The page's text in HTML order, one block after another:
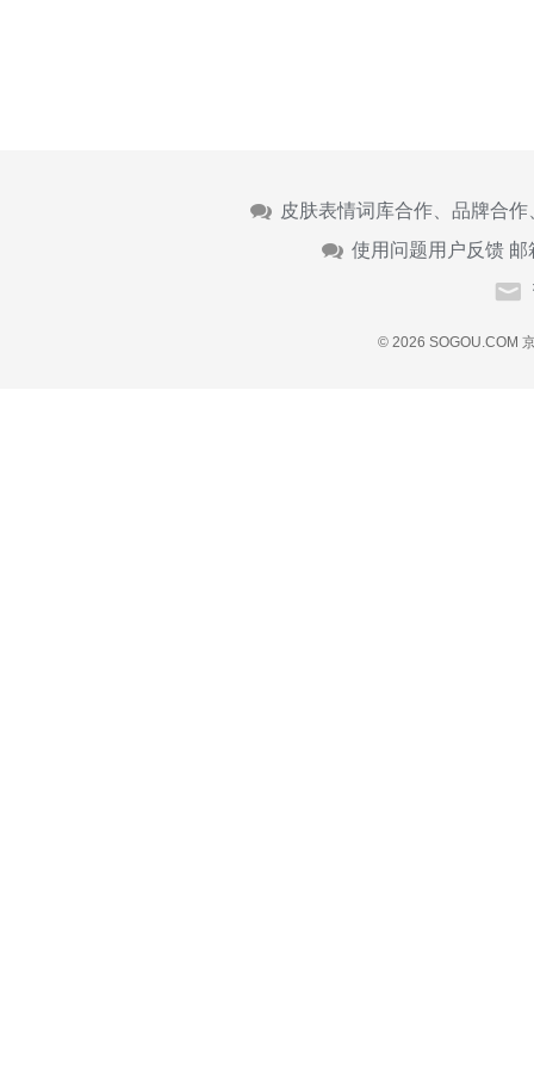
皮肤表情词库合作、品牌合
使用问题用户反馈 邮
© 2026 SOGOU.COM